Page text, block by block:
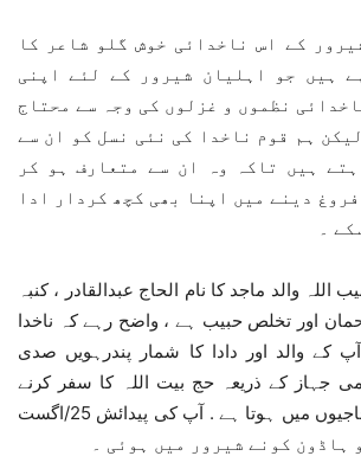
کے اس ناخدائی خوش گلو شاعر کا
ہیں جو اہلیان شیرور کے لئے اپنی
نظموں و غزلوں کی وجہ سے محتاج
ہم قوم ناخدا کی نئی نسل کو ان سے
ہیں تاکہ وہ ان سے متعارف ہو کر
دینے میں اپنا بھی کچھ کردار ادا
۔
والد ماجد کا نام الحاج عبدالقادر ، کنبہ
اور تخلص حبيب ہے ، واضح رہے کہ ناخدا
کے والد اور دادا کا شمار پندرہویں صدی
جہاز کے ذریعہ حج بیت اللہ کا سفر کرنے
والے سب سے پہلے حاجیوں میں ہوتا ہے . آپ کی پیدائش 25/اگست